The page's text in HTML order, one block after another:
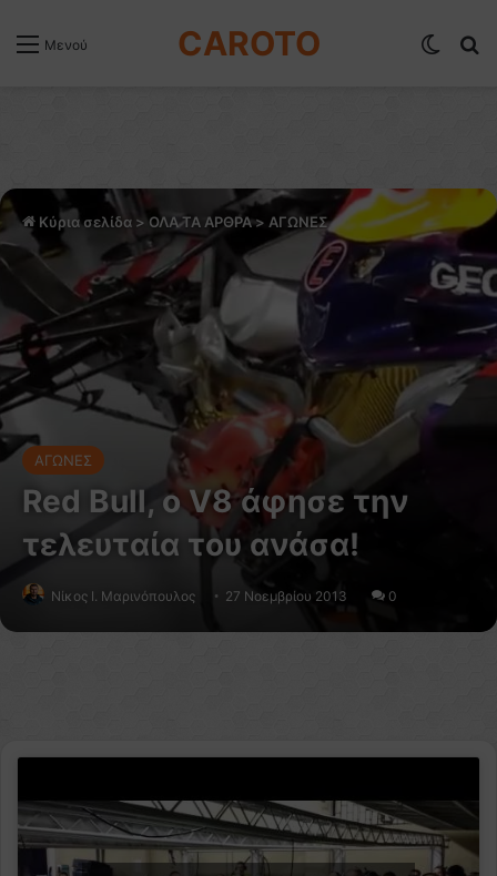
Μενού CAROTO
Κύρια σελίδα > ΟΛΑ ΤΑ ΑΡΘΡΑ> ΑΓΩΝΕΣ
ΑΓΩΝΕΣ
Red Bull, ο V8 άφησε την
τελευταία του ανάσα!
Nίκος Ι. Mαρινόπουλος 27 Νοεμβρίου 2013 0